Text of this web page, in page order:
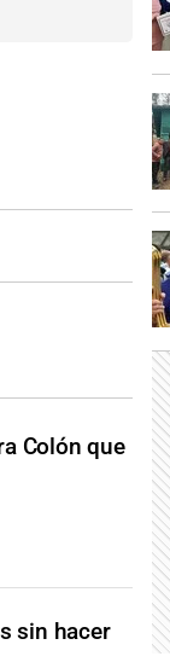
Colón que
sin hacer